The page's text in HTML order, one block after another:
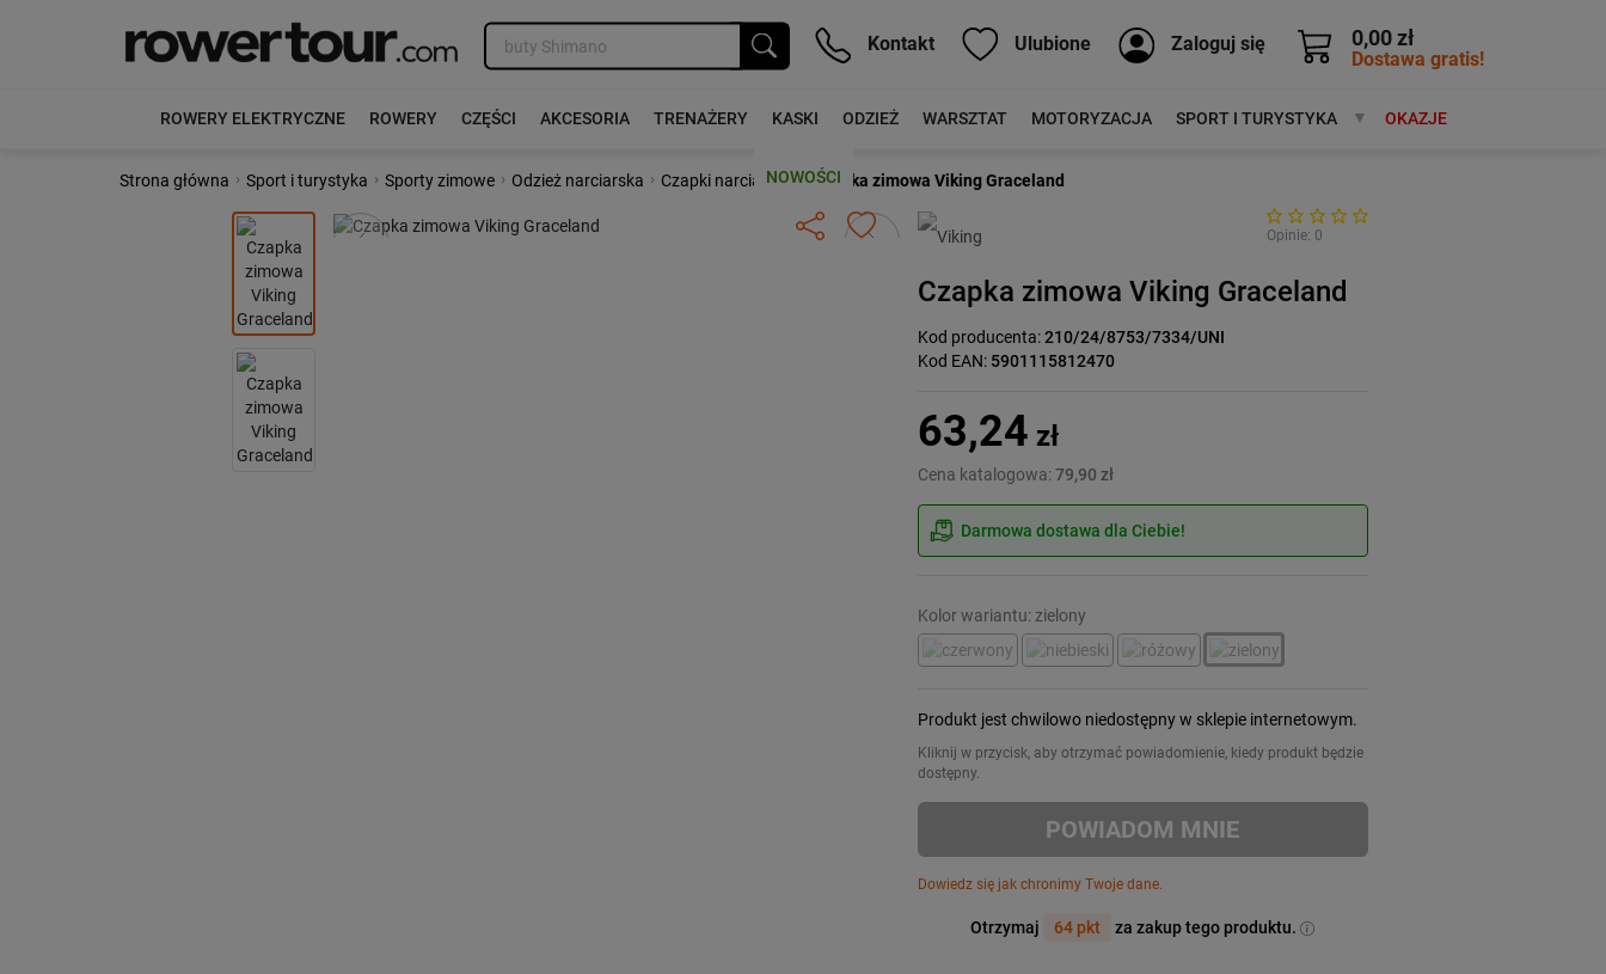
0,00 zł
Dostawa gratis!
Kontakt Ulubione Zaloguj się
ROWERY ELEKTRYCZNE ROWERY CZĘŚCI AKCESORIA TRENAŻERY KASKI ODZIEŻ WARSZTAT MOTORYZACJA SPORT I TURYSTYKA MARKIOKAZJE
NOWOŚCI
Strona główna › Sport i turystyka › Sporty zimowe › Odzież narciarska › Czapki narciarskie › Czapka zimowa Viking Graceland
Poprzedni Następny Opinie: 0
Czapka zimowa Viking Graceland
Kod producenta:210/24/8753/7334/UNI
Kod EAN: 5901115812470
63,24 zł
Cena katalogowa:79,90 zł
Darmowa dostawa dla Ciebie!
Kolor wariantu: zielony
Produkt jest chwilowo niedostępny w sklepie internetowym.
Kliknij w przycisk, aby otrzymać powiadomienie, kiedy produkt będzie
dostępny.
POWIADOM MNIE
Dowiedz się jak chronimy Twoje dane.
Otrzymaj 64 pkt za zakup tego produktu.